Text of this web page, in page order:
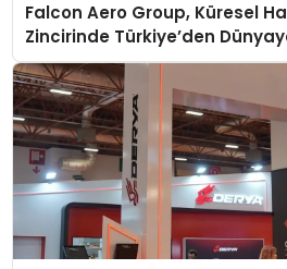
Falcon Aero Group, Küresel
Zincirinde Türkiye’den